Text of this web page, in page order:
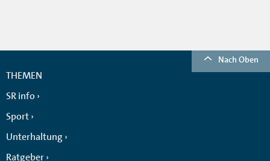
Nach Oben
THEMEN
SR info
Sport
Unterhaltung
Ratgeber